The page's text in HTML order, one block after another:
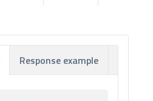
Response example